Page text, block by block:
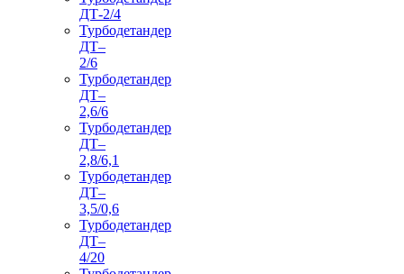
ДТ-2/4
Турбодетандер
ДТ–
2/6
Турбодетандер
ДТ–
2,6/6
Турбодетандер
ДТ–
2,8/6,1
Турбодетандер
ДТ–
3,5/0,6
Турбодетандер
ДТ–
4/20